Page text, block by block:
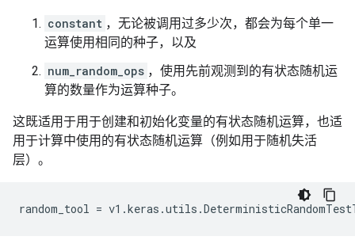
constant ，无论被调用过多少次，都会为每个单一
运算使用相同的种子，以及
num_random_ops ，使用先前观测到的有状态随机运
算的数量作为运算种子。
这既适用于用于创建和初始化变量的有状态随机运算，也适
用于计算中使用的有状态随机运算（例如用于随机失活
层）。
random_tool = v1 .keras .utils .